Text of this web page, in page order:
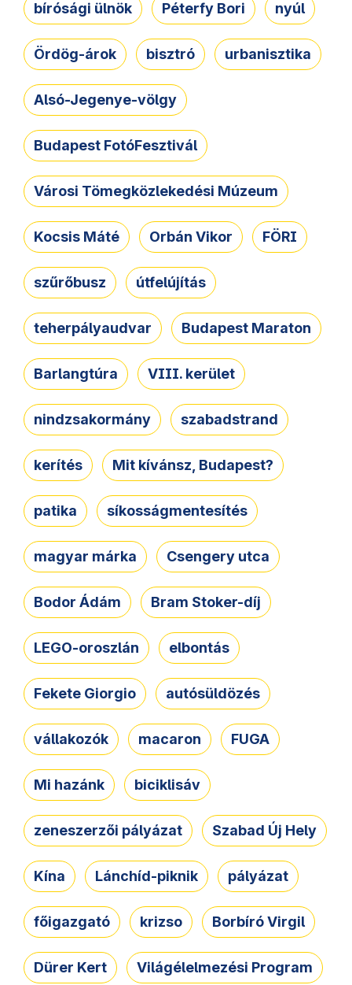
bírósági ülnök Péterfy Bori nyúl
Ördög-árok bisztró urbanisztika
Alsó-Jegenye-völgy
Budapest FotóFesztivál
Városi Tömegközlekedési Múzeum
Kocsis Máté Orbán Vikor FÖRI
szűrőbusz útfelújítás
teherpályaudvar Budapest Maraton
Barlangtúra VIII. kerület
nindzsakormány szabadstrand
kerítés Mit kívánsz, Budapest?
patika síkosságmentesítés
magyar márka Csengery utca
Bodor Ádám Bram Stoker-díj
LEGO-oroszlán elbontás
Fekete Giorgio autósüldözés
vállakozók macaron FUGA
Mi hazánk biciklisáv
zeneszerzői pályázat Szabad Új Hely
Kína Lánchíd-piknik pályázat
főigazgató krizso Borbíró Virgil
Dürer Kert Világélelmezési Program